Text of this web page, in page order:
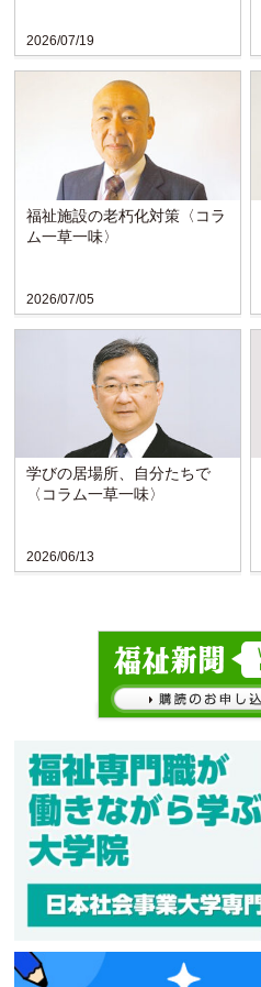
2026/07/19
2026/07/05
福祉施設の老朽化対策〈コラ
ム一草一味〉
2026/06/13
学びの居場所、自分たちで
〈コラム一草一味〉